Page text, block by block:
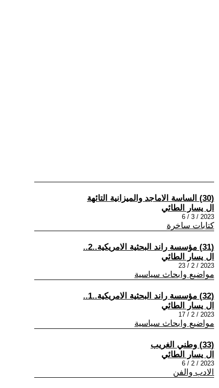
(30) الساسة الاماجد والميزانية التائهة
ال يسار الطائي
2023 / 3 / 6
كتابات ساخرة
(31) مؤسسة راند البحثية الامريكية..2..
ال يسار الطائي
2023 / 2 / 23
مواضيع وابحاث سياسية
(32) مؤسسة راند البحثية الامريكية..1..
ال يسار الطائي
2023 / 2 / 17
مواضيع وابحاث سياسية
(33) وطني الغريب
ال يسار الطائي
2023 / 2 / 6
الادب والفن